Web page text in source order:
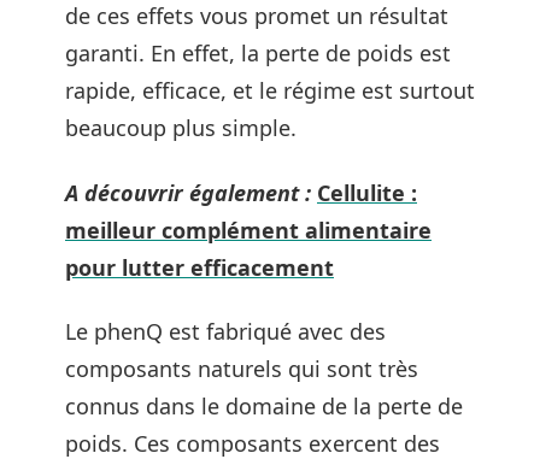
de ces effets vous promet un résultat
garanti. En effet, la perte de poids est
rapide, efficace, et le régime est surtout
beaucoup plus simple.
A découvrir également : Cellulite :
meilleur complément alimentaire
pour lutter efficacement
Le phenQ est fabriqué avec des
composants naturels qui sont très
connus dans le domaine de la perte de
poids. Ces composants exercent des